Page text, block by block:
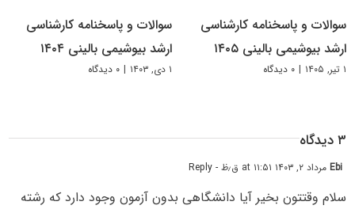
سوالات و پاسخنامه کارشناسی
ارشد بیوشیمی بالینی ۱۴۰۵
۱ تیر, ۱۴۰۵ | ۰ دیدگاه
سوالات و پاسخنامه کارشناسی
ارشد بیوشیمی بالینی ۱۴۰۴
۱ دی, ۱۴۰۳ | ۰ دیدگاه
۳ دیدگاه
Ebiمرداد ۲, ۱۴۰۳ at ۱۱:۵۱ ق٫ظ - Reply
سلام وقتتون بخیر آیا دانشگاهی بدون آزمون وجود دارد که رشته